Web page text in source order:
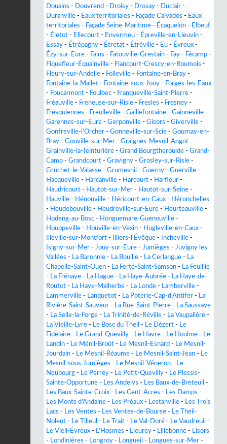
Douains - Douvrend - Droisy - Drosay - Duclair -
Duranville - Eaux territoriales - Façade Calvados - Eaux
territoriales - Façade Seine-Maritime - Écaquelon - Elbeuf
- Életot - Ellecourt - Envermeu - Épreville-en-Lieuvin -
Essay - Étrépagny - Étretat - Étréville - Eu - Évreux -
Ézy-sur-Eure - Fains - Fatouville-Grestain - Fay - Fécamp -
Fiquefleur-Équainville - Flancourt-Crescy-en-Roumois -
Fleury-sur-Andelle - Folleville - Fontaine-en-Bray -
Fontaine-la-Mallet - Fontaine-sous-Jouy - Forges-les-Eaux
- Foucarmont - Foulbec - Franqueville-Saint-Pierre -
Fréauville - Freneuse-sur-Risle - Fresles - Fresney -
Fresquiennes - Freulleville - Gaillefontaine - Gainneville -
Garennes-sur-Eure - Gerponville - Gisors - Giverville -
Gonfreville-l'Orcher - Gonneville-sur-Scie - Gournay-en-
Bray - Gouville-sur-Mer - Graignes-Mesnil-Angot -
Grainville-la-Teinturière - Grand Bourgtheroulde - Grand-
Camp - Grandcourt - Gravigny - Grosley-sur-Risle -
Gruchet-le-Valasse - Grumesnil - Guerny - Guerville -
Hacqueville - Harcanville - Harcourt - Harfleur -
Haudricourt - Hautot-sur-Mer - Hautot-sur-Seine -
Hauville - Hénouville - Héricourt-en-Caux - Héronchelles
- Heudebouville - Heudreville-sur-Eure - Heurteauville -
Hodeng-au-Bosc - Honguemare-Guenouville -
Houppeville - Houville-en-Vexin - Hugleville-en-Caux -
Illeville-sur-Montfort - Illiers-l'Évêque - Incheville -
Isigny-sur-Mer - Jouy-sur-Eure - Jumièges - Juvigny les
Vallées - La Baronnie - La Bouille - La Cerlangue - La
Chapelle-Saint-Ouen - La Ferté-Saint-Samson - La Feuillie
- La Frénaye - La Hague - La Haye-Aubrée - La Haye-de-
Routot - La Haye-Malherbe - La Londe - Lamberville -
Lammerville - Lanquetot - La Poterie-Cap-d'Antifer - La
Rivière-Saint-Sauveur - La Rue-Saint-Pierre - La Saussaye
- La Selle-la-Forge - La Trinité-de-Réville - La Vaupalière -
La Vieille-Lyre - Le Bosc du Theil - Le Dézert - Le
Fidelaire - Le Grand-Quevilly - Le Havre - Le Houlme - Le
Landin - Le Ménil-Broût - Le Mesnil-Esnard - Le Mesnil-
Jourdain - Le Mesnil-Réaume - Le Mesnil-Saint-Jean - Le
Mesnil-sous-Jumièges - Le Mesnil-Véneron - Le
Neubourg - Le Perrey - Le Petit-Quevilly - Le Plessis-
Sainte-Opportune - Les Andelys - Les Baux-de-Breteuil -
Les Baux-Sainte-Croix - Les Cent-Acres - Les Damps -
Les Monts d'Andaine - Les Préaux - Lestanville - Les Trois
Lacs - Les Ventes - Les Ventes-de-Bourse - Le Theil-
Nolent - Le Tilleul - Le Trait - Le Val-Doré - Le Vaudreuil -
Le Vieil-Évreux - L'Hosmes - Lieurey - Lillebonne - Lisors
- Londinières - Longroy - Longueil - Longues-sur-Mer -